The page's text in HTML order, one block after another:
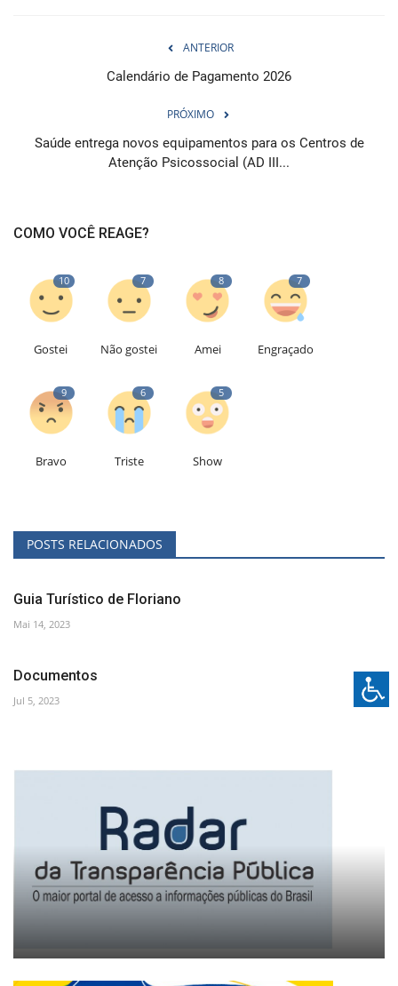
ANTERIOR
Calendário de Pagamento 2026
PRÓXIMO
Saúde entrega novos equipamentos para os Centros de
Atenção Psicossocial (AD III...
COMO VOCÊ REAGE?
10
Gostei
7
Não gostei
8
Amei
7
Engraçado
9
Bravo
6
Triste
5
Show
POSTS RELACIONADOS
Guia Turístico de Floriano
Mai 14, 2023
Documentos
Jul 5, 2023